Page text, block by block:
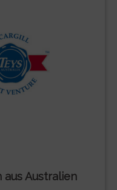
aus Australien